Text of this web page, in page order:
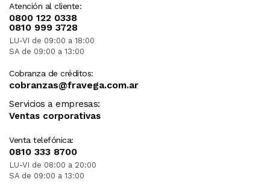
Atención al cliente:
0800 122 0338
0810 999 3728
LU-VI de 09:00 a 18:00
SA de 09:00 a 13:00
Cobranza de créditos:
cobranzas@fravega.com.ar
Servicios a empresas:
Ventas corporativas
Venta telefónica:
0810 333 8700
LU-VI de 08:00 a 20:00
SA de 09:00 a 13:00